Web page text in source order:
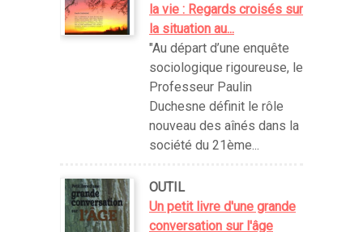
la vie : Regards croisés sur
la situation au...
"Au départ d’une enquête
sociologique rigoureuse, le
Professeur Paulin
Duchesne définit le rôle
nouveau des aînés dans la
société du 21ème...
OUTIL
Un petit livre d'une grande
conversation sur l'âge